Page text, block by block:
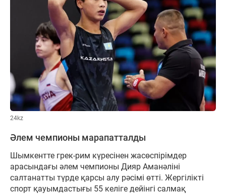
24kz
Әлем чемпионы марапатталды
Шымкентте грек-рим күресінен жасөспірімдер
арасындағы әлем чемпионы Дияр Аманәліні
салтанатты түрде қарсы алу рәсімі өтті. Жергілікті
спорт қауымдастығы 55 келіге дейінгі салмақ